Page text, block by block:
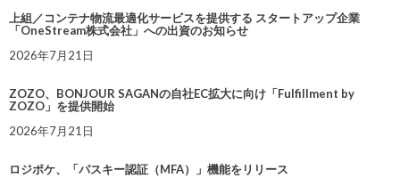
上組／コンテナ物流最適化サービスを提供する スタートアップ企業
「OneStream株式会社」への出資のお知らせ
2026年7月21日
ZOZO、BONJOUR SAGANの自社EC拡大に向け「Fulfillment by
ZOZO」を提供開始
2026年7月21日
ロジポケ、「パスキー認証（MFA）」機能をリリース